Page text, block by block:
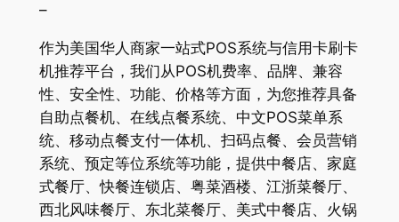
–
作为美国华人商家一站式POS系统与信用卡刷卡
机推荐平台，我们从POS机费率、品牌、兼容
性、安全性、功能、价格等方面，为您推荐具备
自助点餐机、在线点餐系统、中文POS菜单系
统、移动点餐支付一体机、扫码点餐、会员营销
系统、预定等位系统等功能，提供中餐店、家庭
式餐厅、快餐连锁店、粤菜酒楼、江浙菜餐厅、
西北风味餐厅、东北菜餐厅、美式中餐店、火锅